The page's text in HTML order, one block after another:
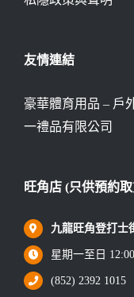
友情連結
豪華體育用品 – 戶
一禮品有限公司
旺角店 (只供預約
九龍旺角登打士
星期一至日
(852) 2392 1015